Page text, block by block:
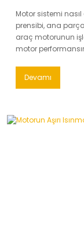
Motor sistemi
prensibi, ana
araç motorunun
motor
Devamı